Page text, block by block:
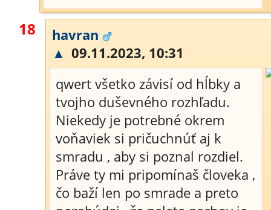
18
havran
▲ 09.11.2023, 10:31
qwert všetko závisí od hĺbky a
tvojho duševného rozhľadu.
Niekedy je potrebné okrem
voňaviek si pričuchnúť aj k
smradu , aby si poznal rozdiel.
Práve ty mi pripomínaš človeka ,
čo baží len po smrade a preto